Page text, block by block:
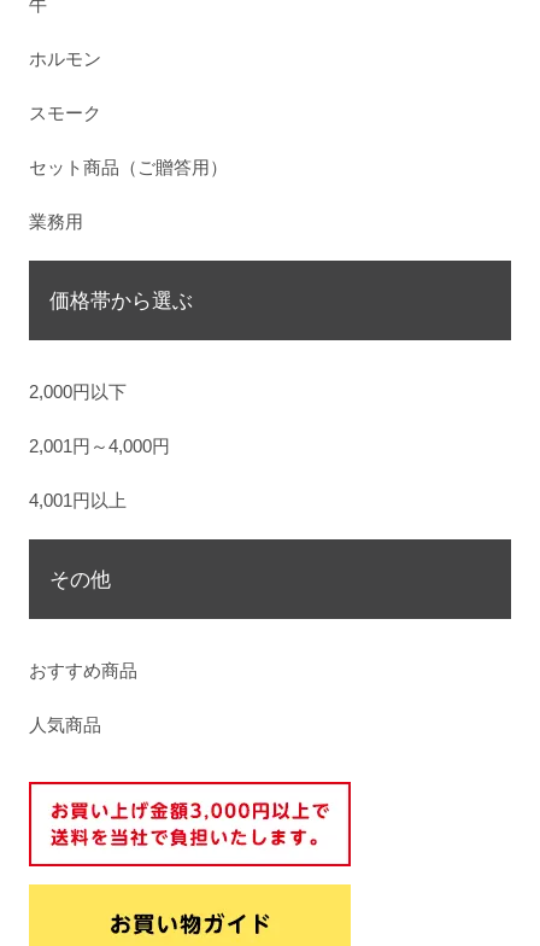
牛
ホルモン
スモーク
セット商品（ご贈答用）
業務用
価格帯から選ぶ
2,000円以下
2,001円～4,000円
4,001円以上
その他
おすすめ商品
人気商品